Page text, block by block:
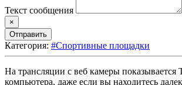
Текст сообщения
×
Отправить
Категория: #Спортивные площадки
На трансляции с веб камеры
компьютера, даже если вы находитесь